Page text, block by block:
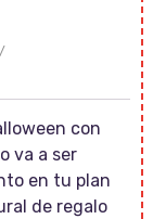
con
va a ser
en tu plan
de regalo